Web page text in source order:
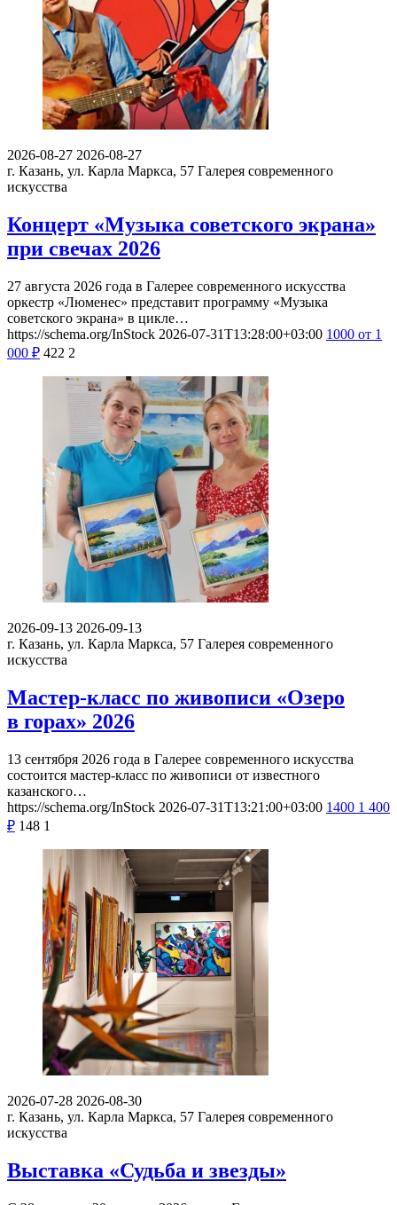
2026-08-27 2026-08-27
г. Казань, ул. Карла Маркса, 57 Галерея современного
искусства
Концерт «Музыка советского экрана»
при свечах 2026
27 августа 2026 года в Галерее современного искусства
оркестр «Люменес» представит программу «Музыка
советского экрана» в цикле…
https://schema.org/InStock 2026-07-31T13:28:00+03:00 1000 от 1
000 ₽ 422 2
2026-09-13 2026-09-13
г. Казань, ул. Карла Маркса, 57 Галерея современного
искусства
Мастер-класс по живописи «Озеро
в горах» 2026
13 сентября 2026 года в Галерее современного искусства
состоится мастер-класс по живописи от известного
казанского…
https://schema.org/InStock 2026-07-31T13:21:00+03:00 1400 1 400
₽ 148 1
2026-07-28 2026-08-30
г. Казань, ул. Карла Маркса, 57 Галерея современного
искусства
Выставка «Судьба и звезды»